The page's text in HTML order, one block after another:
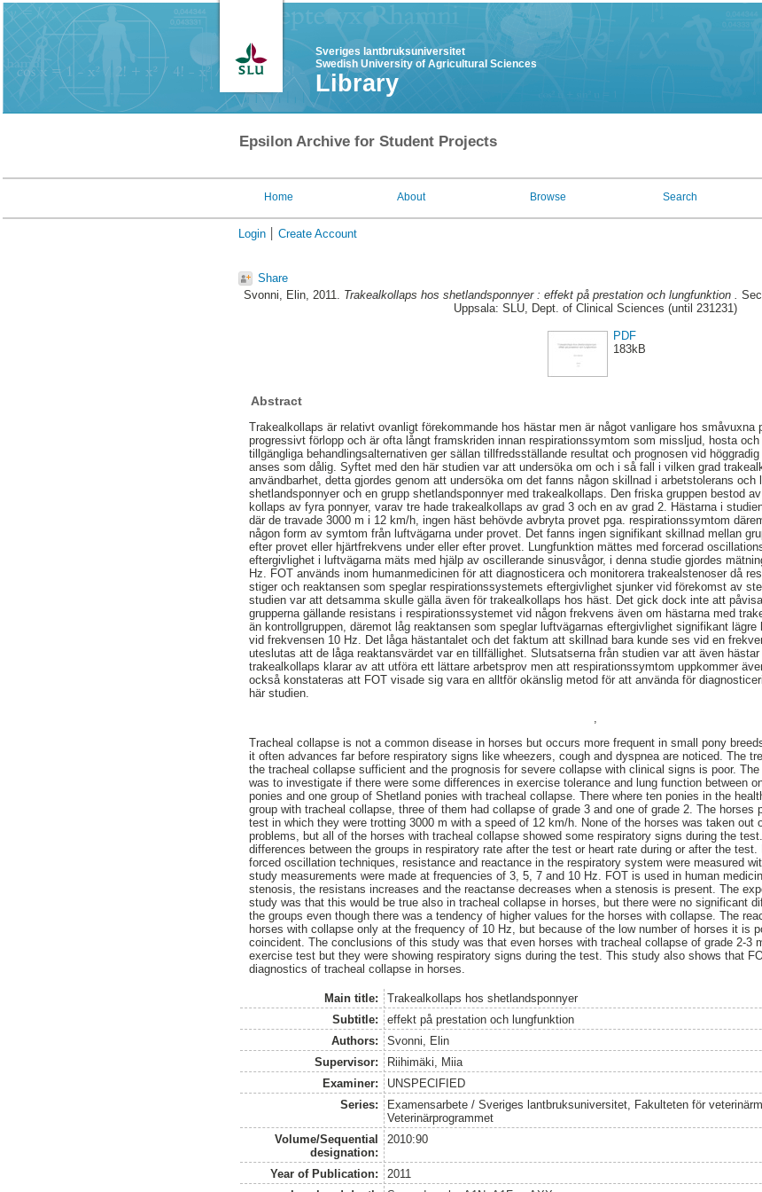
Sveriges lantbruksuniversitet
Swedish University of Agricultural Sciences
Library
Epsilon Archive for Student Projects
Home About Browse Search
Login Create Account
Share
Svonni, Elin, 2011. Trakealkollaps hos shetlandsponnyer : effekt på prestation och lungfunktion .
Uppsala: SLU, Dept. of Clinical Sciences (until 231231)
PDF
183kB
Abstract
Trakealkollaps är relativt ovanligt förekommande hos hästar men är något vanligare hos småvuxna
progressivt förlopp och är ofta långt framskriden innan respirationssymtom som missljud, hosta
tillgängliga behandlingsalternativen ger sällan tillfredsställande resultat och prognosen vid
anses som dålig. Syftet med den här studien var att undersöka om och i så fall i vilken grad
användbarhet, detta gjordes genom att undersöka om det fanns någon skillnad i arbetstolerans
shetlandsponnyer och en grupp shetlandsponnyer med trakealkollaps. Den friska gruppen bestod
kollaps av fyra ponnyer, varav tre hade trakealkollaps av grad 3 och en av grad 2. Hästarna i
där de travade 3000 m i 12 km/h, ingen häst behövde avbryta provet pga. respirationssymtom
någon form av symtom från luftvägarna under provet. Det fanns ingen signifikant skillnad mellan
efter provet eller hjärtfrekvens under eller efter provet. Lungfunktion mättes med forcerad
eftergivlighet i luftvägarna mäts med hjälp av oscillerande sinusvågor, i denna studie gjordes
Hz. FOT används inom humanmedicinen för att diagnosticera och monitorera trakealstenoser då
stiger och reaktansen som speglar respirationssystemets eftergivlighet sjunker vid förekomst av
studien var att detsamma skulle gälla även för trakealkollaps hos häst. Det gick dock inte att
grupperna gällande resistans i respirationssystemet vid någon frekvens även om hästarna med
än kontrollgruppen, däremot låg reaktansen som speglar luftvägarnas eftergivlighet signifikant
vid frekvensen 10 Hz. Det låga hästantalet och det faktum att skillnad bara kunde ses vid en
uteslutas att de låga reaktansvärdet var en tillfällighet. Slutsatserna från studien var att även
trakealkollaps klarar av att utföra ett lättare arbetsprov men att respirationssymtom uppkommer
också konstateras att FOT visade sig vara en alltför okänslig metod för att använda för
här studien.
Tracheal collapse is not a common disease in horses but occurs more frequent in small pony
it often advances far before respiratory signs like wheezers, cough and dyspnea are noticed. The
the tracheal collapse sufficient and the prognosis for severe collapse with clinical signs is poor.
was to investigate if there were some differences in exercise tolerance and lung function between
ponies and one group of Shetland ponies with tracheal collapse. There where ten ponies in the
group with tracheal collapse, three of them had collapse of grade 3 and one of grade 2. The horses
test in which they were trotting 3000 m with a speed of 12 km/h. None of the horses was taken out
problems, but all of the horses with tracheal collapse showed some respiratory signs during the
differences between the groups in respiratory rate after the test or heart rate during or after the
forced oscillation techniques, resistance and reactance in the respiratory system were measured
study measurements were made at frequencies of 3, 5, 7 and 10 Hz. FOT is used in human
stenosis, the resistans increases and the reactanse decreases when a stenosis is present. The
study was that this would be true also in tracheal collapse in horses, but there were no significant
the groups even though there was a tendency of higher values for the horses with collapse. The
horses with collapse only at the frequency of 10 Hz, but because of the low number of horses it is
coincident. The conclusions of this study was that even horses with tracheal collapse of grade 2-3
exercise test but they were showing respiratory signs during the test. This study also shows that
diagnostics of tracheal collapse in horses.
Main title:
Trakealkollaps hos shetlandsponnyer
Subtitle:
effekt på prestation och lungfunktion
Authors:
Svonni, Elin
Supervisor:
Riihimäki, Miia
Examiner:
UNSPECIFIED
Series:
Examensarbete / Sveriges lantbruksuniversitet, Fakulteten för
Veterinärprogrammet
Volume/Sequential
designation:
2010:90
Year of Publication:
2011